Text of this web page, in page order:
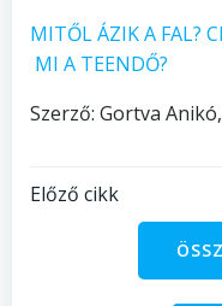
MITŐL ÁZIK A FAL?
MI A TEENDŐ?
Szerző: Gortva
Előző cikk